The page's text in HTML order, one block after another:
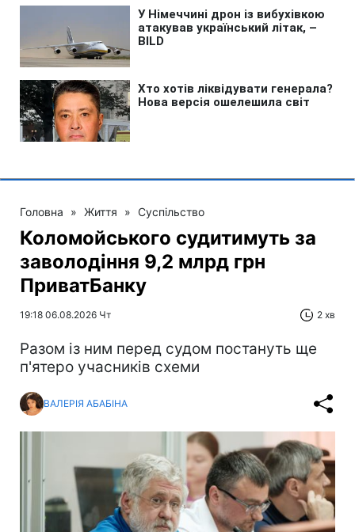
Головна » Життя » Суспільство
Коломойського судитимуть за
заволодіння 9,2 млрд грн
ПриватБанку
19:18 06.08.2026 Чт 2 хв
Разом із ним перед судом постануть ще
п'ятеро учасників схеми
ВАЛЕРІЯ АБАБІНА